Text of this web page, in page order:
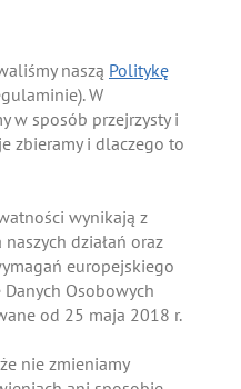
naszą Politykę
W
w sposób przejrzysty i
zbieramy i dlaczego to
wynikają z
działań oraz
europejskiego
Osobowych
od 25 maja 2018 r.
nie zmieniamy